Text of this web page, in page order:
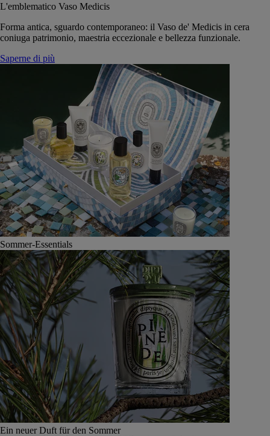
L'emblematico Vaso Medicis
Forma antica, sguardo contemporaneo: il Vaso de' Medicis in cera
coniuga patrimonio, maestria eccezionale e bellezza funzionale.
Saperne di più
Sommer-Essentials
Ein neuer Duft für den Sommer